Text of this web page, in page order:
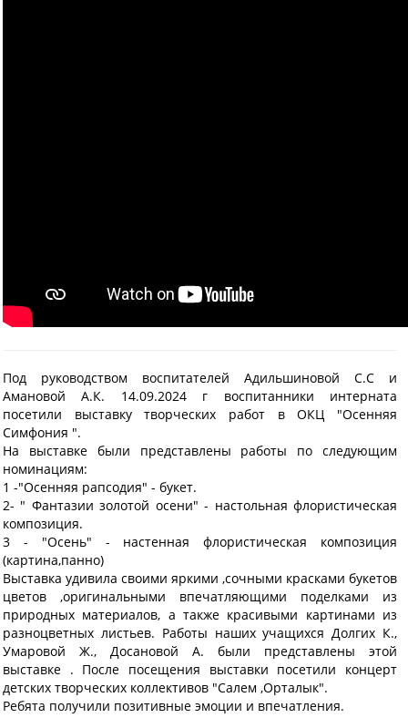
Под руководством воспитателей Адильшиновой С.С и
Амановой А.К. 14.09.2024 г воспитанники интерната
посетили выставку творческих работ в ОКЦ "Осенняя
Симфония ".
На выставке были представлены работы по следующим
номинациям:
1 -"Осенняя рапсодия" - букет.
2- " Фантазии золотой осени" - настольная флористическая
композиция.
3 - "Осень" - настенная флористическая композиция
(картина,панно)
Выставка удивила своими яркими ,сочными красками букетов
цветов ,оригинальными впечатляющими поделками из
природных материалов, а также красивыми картинами из
разноцветных листьев. Работы наших учащихся Долгих К.,
Умаровой Ж., Досановой А. были представлены этой
выставке . После посещения выставки посетили концерт
детских творческих коллективов "Салем ,Орталык".
Ребята получили позитивные эмоции и впечатления.